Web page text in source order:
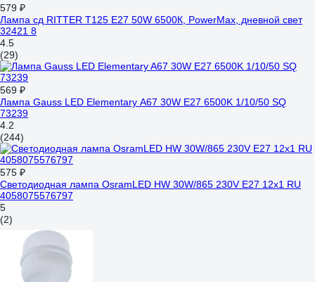
579 ₽
Лампа сд RITTER T125 E27 50W 6500К, PowerMax, дневной свет
32421 8
4.5
(29)
569 ₽
Лампа Gauss LED Elementary A67 30W E27 6500K 1/10/50 SQ
73239
4.2
(244)
575 ₽
Светодиодная лампа OsramLED HW 30W/865 230V E27 12x1 RU
4058075576797
5
(2)